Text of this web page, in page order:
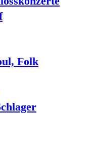
Folk